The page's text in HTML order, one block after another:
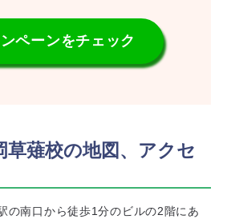
ペーンをチェック
草薙校の地図、アクセ
の南口から徒歩1分のビルの2階にあ